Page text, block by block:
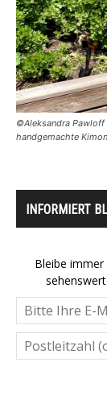
©Aleksandra
handgemachte
INFORMIERT
Bleibe